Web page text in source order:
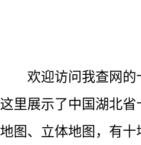
欢迎访问我查网的
这里展示了中国湖北
地图、立体地图，有